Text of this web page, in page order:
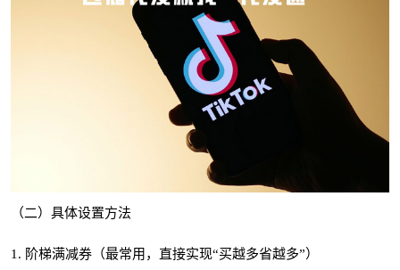
（二）具体设置方法
1. 阶梯满减券（最常用，直接实现“买越多省越多”）